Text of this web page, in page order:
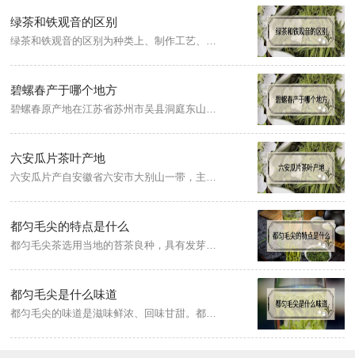
绿茶和铁观音的区别
碧螺春产于哪个地方
六安瓜片茶叶产地
都匀毛尖的特点是什么
都匀毛尖是什么味道